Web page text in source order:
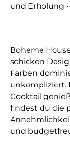
und Erholung
Boheme
schicken
Farben
unkompliziert.
Cocktail
findest du die
und